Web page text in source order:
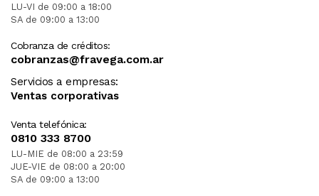
LU-VI de 09:00 a 18:00
SA de 09:00 a 13:00
Cobranza de créditos:
cobranzas@fravega.com.ar
Servicios a empresas:
Ventas corporativas
Venta telefónica:
0810 333 8700
LU-MIE de 08:00 a 23:59
JUE-VIE de 08:00 a 20:00
SA de 09:00 a 13:00